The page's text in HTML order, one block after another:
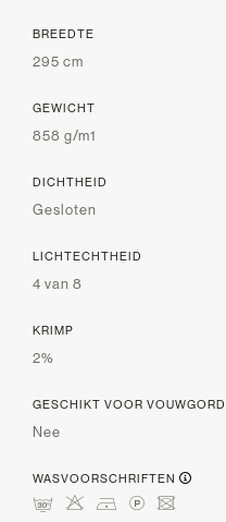
BREEDTE
295 cm
GEWICHT
858 g/m1
DICHTHEID
Gesloten
LICHTECHTHEID
4 van 8
KRIMP
2%
GESCHIKT VOOR
Nee
WASVOORSCHRIFTEN
mHDLU